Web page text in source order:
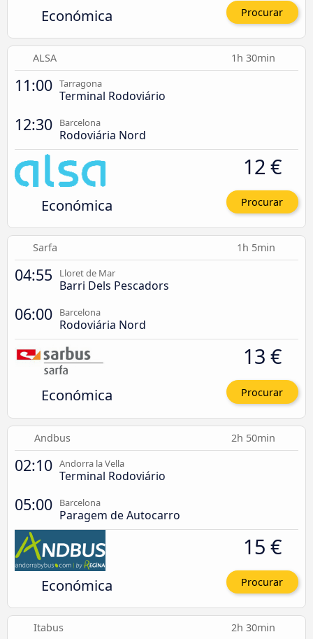
Económica Procurar
ALSA 1h 30min
11:00 Tarragona
Terminal Rodoviário
12:30 Barcelona
Rodoviária Nord
Económica
12 €
Procurar
Sarfa 1h 5min
04:55 Lloret de Mar
Barri Dels Pescadors
06:00 Barcelona
Rodoviária Nord
Económica
13 €
Procurar
Andbus 2h 50min
02:10 Andorra la Vella
Terminal Rodoviário
05:00 Barcelona
Paragem de Autocarro
Económica
15 €
Procurar
Itabus 2h 30min